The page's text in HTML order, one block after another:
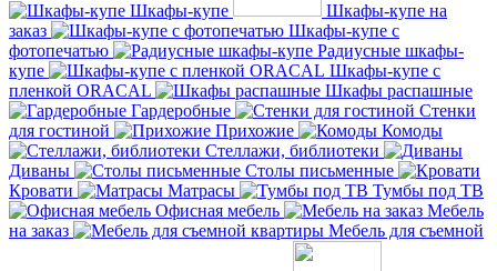
Шкафы-купе
Шкафы-купе на
заказ
Шкафы-купе с
фотопечатью
Радиусные шкафы-
купе
Шкафы-купе с
пленкой ORACAL
Шкафы распашные
Гардеробные
Стенки
для гостиной
Прихожие
Комоды
Стеллажи, библиотеки
Диваны
Столы письменные
Кровати
Матрасы
Тумбы под ТВ
Офисная мебель
Мебель
на заказ
Мебель для съемной